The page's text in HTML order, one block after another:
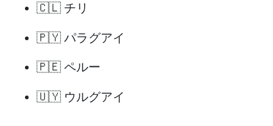
🇨🇱 チリ
🇵🇾 パラグアイ
🇵🇪 ペルー
🇺🇾 ウルグアイ